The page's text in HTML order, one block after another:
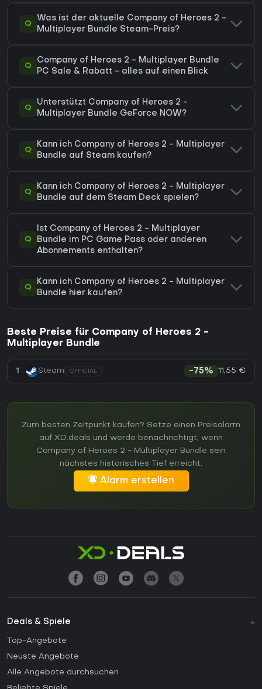
Q
Was ist der aktuelle Company of Heroes 2 -
Multiplayer Bundle Steam-Preis?
Q
Company of Heroes 2 - Multiplayer Bundle
PC Sale & Rabatt - alles auf einen Blick
Q
Unterstützt Company of Heroes 2 -
Multiplayer Bundle GeForce NOW?
Q
Kann ich Company of Heroes 2 - Multiplayer
Bundle auf Steam kaufen?
Q
Kann ich Company of Heroes 2 - Multiplayer
Bundle auf dem Steam Deck spielen?
Q
Ist Company of Heroes 2 - Multiplayer
Bundle im PC Game Pass oder anderen
Abonnements enthalten?
Q
Kann ich Company of Heroes 2 - Multiplayer
Bundle hier kaufen?
Beste Preise für Company of Heroes 2 -
Multiplayer Bundle
1 Steam OFFICIAL -75% 11,55 €
Zum besten Zeitpunkt kaufen? Setze einen Preisalarm
auf XD.deals und werde benachrichtigt, wenn
Company of Heroes 2 - Multiplayer Bundle sein
nächstes historisches Tief erreicht.
Alarm erstellen
Deals & Spiele
Top-Angebote
Neuste Angebote
Alle Angebote durchsuchen